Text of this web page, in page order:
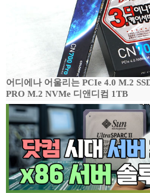
어디에나 어울리는 PCIe 4.0 M.2
PRO M.2 NVMe 디앤디컴 1TB